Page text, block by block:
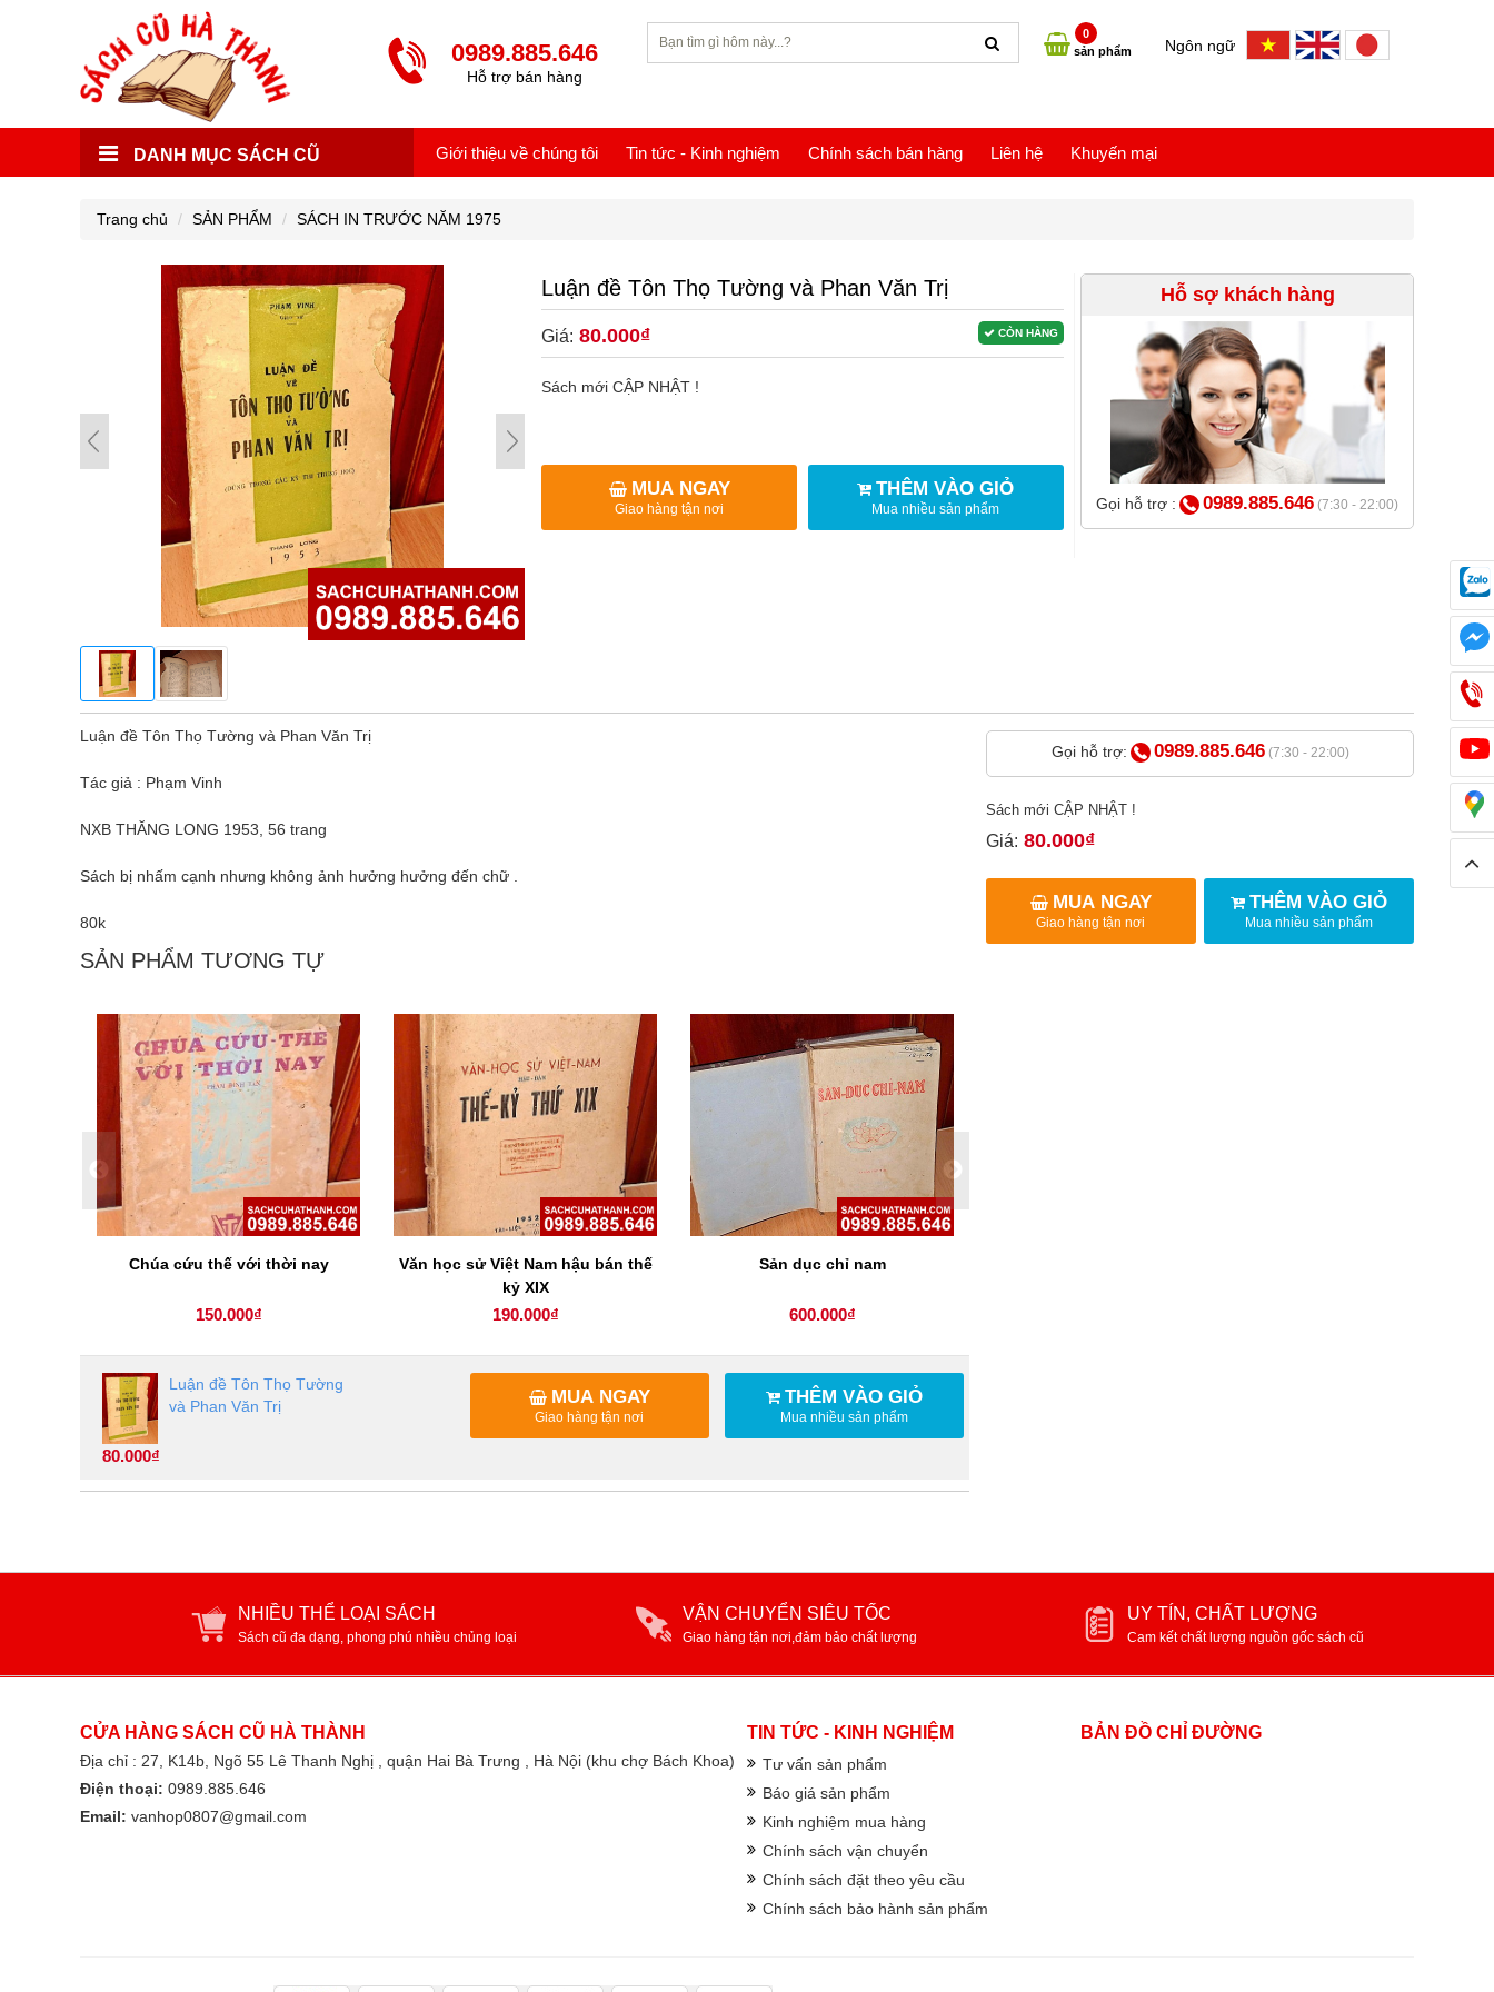
0989.885.646
Hỗ trợ bán hàng
0
sản phẩm
Ngôn ngữ
DANH MỤC SÁCH CŨ Giới thiệu về chúng tôi Tin tức - Kinh nghiệm Chính sách bán hàng Liên hệ Khuyến mại
Trang chủ SẢN PHẨM SÁCH IN TRƯỚC NĂM 1975
Luận đề Tôn Thọ Tường và Phan Văn Trị
CÒN HÀNG
Giá: 80.000₫
Sách mới CẬP NHẬT !
MUA NGAY
Giao hàng tận nơi
THÊM VÀO GIỎ
Mua nhiều sản phẩm
Hỗ sợ khách hàng
Gọi hỗ trợ : 0989.885.646 (7:30 - 22:00)
Luận đề Tôn Thọ Tường và Phan Văn Trị
Tác giả : Phạm Vinh
NXB THĂNG LONG 1953, 56 trang
Sách bị nhấm cạnh nhưng không ảnh hưởng hưởng đến chữ .
80k
SẢN PHẨM TƯƠNG TỰ
Chúa cứu thế với thời nay
150.000₫
Văn học sử Việt Nam hậu bán thế
kỷ XIX
190.000₫
Sản dục chỉ nam
600.000₫
Luận đề Tôn Thọ Tường
và Phan Văn Trị
80.000₫
THÊM VÀO GIỎ
Mua nhiều sản phẩm
MUA NGAY
Giao hàng tận nơi
Gọi hỗ trợ: 0989.885.646 (7:30 - 22:00)
Sách mới CẬP NHẬT !
Giá: 80.000₫
MUA NGAY
Giao hàng tận nơi
THÊM VÀO GIỎ
Mua nhiều sản phẩm
NHIỀU THỂ LOẠI SÁCH
Sách cũ đa dạng, phong phú nhiều chủng loại
VẬN CHUYỂN SIÊU TỐC
Giao hàng tận nơi,đảm bảo chất lượng
UY TÍN, CHẤT LƯỢNG
Cam kết chất lượng nguồn gốc sách cũ
CỬA HÀNG SÁCH CŨ HÀ THÀNH
Địa chỉ : 27, K14b, Ngõ 55 Lê Thanh Nghị , quận Hai Bà Trưng , Hà Nội (khu chợ Bách Khoa)
Điện thoại: 0989.885.646
Email: vanhop0807@gmail.com
TIN TỨC - KINH NGHIỆM
Tư vấn sản phẩm
Báo giá sản phẩm
Kinh nghiệm mua hàng
Chính sách vận chuyển
Chính sách đặt theo yêu cầu
Chính sách bảo hành sản phẩm
BẢN ĐỒ CHỈ ĐƯỜNG